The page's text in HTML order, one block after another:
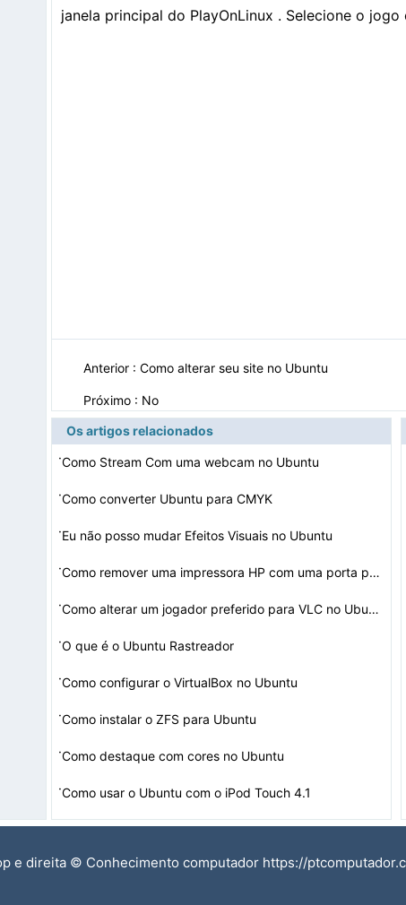
janela principal do PlayOnLinux . Selecione o
Anterior : Como alterar seu site no Ubuntu
Próximo : No
Os artigos relacionados
·Como Stream Com uma webcam no Ubuntu
·Como converter Ubuntu para CMYK
·Eu não posso mudar Efeitos Visuais no Ubuntu
· Como remover uma impressora HP com uma porta paralela n…
· Como alterar um jogador preferido para VLC no Ubuntu
·O que é o Ubuntu Rastreador
·Como configurar o VirtualBox no Ubuntu
·Como instalar o ZFS para Ubuntu
·Como destaque com cores no Ubuntu
·Como usar o Ubuntu com o iPod Touch 4.1
e direita © Conhecimento computador https://